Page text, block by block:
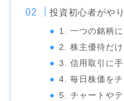
投資初心者がや
1. 一つの銘柄
2. 株主優待だ
3. 信用取引に
4. 毎日株価を
5. チャートや